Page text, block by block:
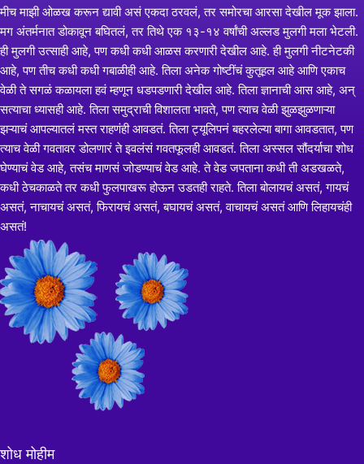
मीच माझी ओळख करून द्यावी असं एकदा ठरवलं, तर समोरचा आरसा देखील मूक झाला.
मग अंतर्मनात डोकावून बघितलं, तर तिथे एक १३-१४ वर्षांची अल्लड मुलगी मला भेटली.
ही मुलगी उत्साही आहे, पण कधी कधी आळस करणारी देखील आहे. ही मुलगी नीटनेटकी
आहे, पण तीच कधी कधी गबाळीही आहे. तिला अनेक गोष्टींचं कुतूहल आहे आणि एकाच
वेळी ते सगळं कळायला हवं म्हणून धडपडणारी देखील आहे. तिला ज्ञानाची आस आहे, अन्
सत्याचा ध्यासही आहे. तिला समुद्राची विशालता भावते, पण त्याच वेळी झुळझुळणाऱ्या
झऱ्याचं आपल्यातलं मस्त राहणंही आवडतं. तिला ट्यूलिपनं बहरलेल्या बागा आवडतात, पण
त्याच वेळी गवतावर डोलणारं ते इवलंसं गवतफूलही आवडतं. तिला अस्सल सौंदर्याचा शोध
घेण्याचं वेड आहे, तसंच माणसं जोडण्याचं वेड आहे. ते वेड जपताना कधी ती अडखळते,
कधी ठेचकाळते तर कधी फुलपाखरू होऊन उडतही राहते. तिला बोलायचं असतं, गायचं
असतं, नाचायचं असतं, फिरायचं असतं, बघायचं असतं, वाचायचं असतं आणि लिहायचंही
असतं!
शोध मोहीम